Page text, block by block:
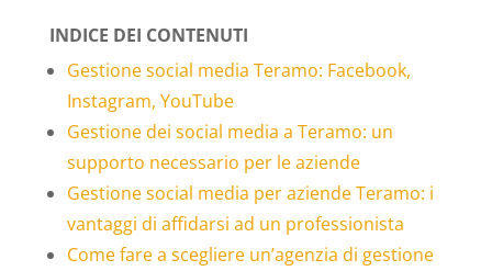
INDICE DEI CONTENUTI
Gestione social media Teramo: Facebook,
Instagram, YouTube
Gestione dei social media a Teramo: un
supporto necessario per le aziende
Gestione social media per aziende Teramo: i
vantaggi di affidarsi ad un professionista
Come fare a scegliere un’agenzia di gestione